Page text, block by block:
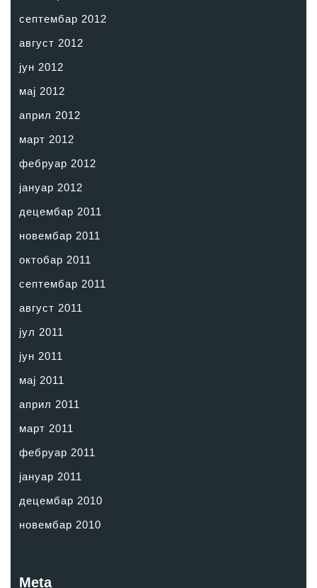
септембар 2012
август 2012
јун 2012
мај 2012
април 2012
март 2012
фебруар 2012
јануар 2012
децембар 2011
новембар 2011
октобар 2011
септембар 2011
август 2011
јул 2011
јун 2011
мај 2011
април 2011
март 2011
фебруар 2011
јануар 2011
децембар 2010
новембар 2010
Meta